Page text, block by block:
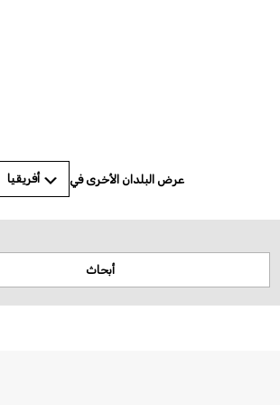
عرض البلدان الأخرى في أفريقيا
أبحاث